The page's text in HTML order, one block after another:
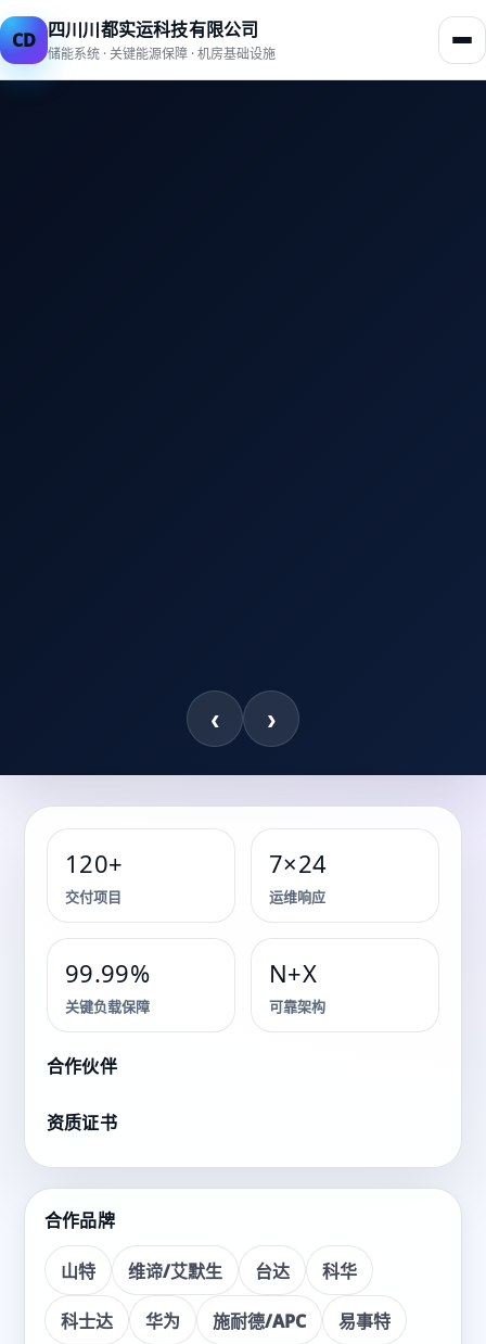
CD 四川川都实运科技有限公司
储能系统 · 关键能源保障 · 机房基础设施
储能系统 · 关键能源保障 · 机房基础设施
关键能源保障与储能系统
解决方案
面向各类关键业务场景，提供咨询、交付、运维的一体化
服务。
看产品
‹ ›
120+
交付项目
7×24
运维响应
99.99%
关键负载保障
N+X
可靠架构
合作伙伴
资质证书
合作品牌
山特 维谛/艾默生 台达 科华
科士达 华为 施耐德/APC 易事特